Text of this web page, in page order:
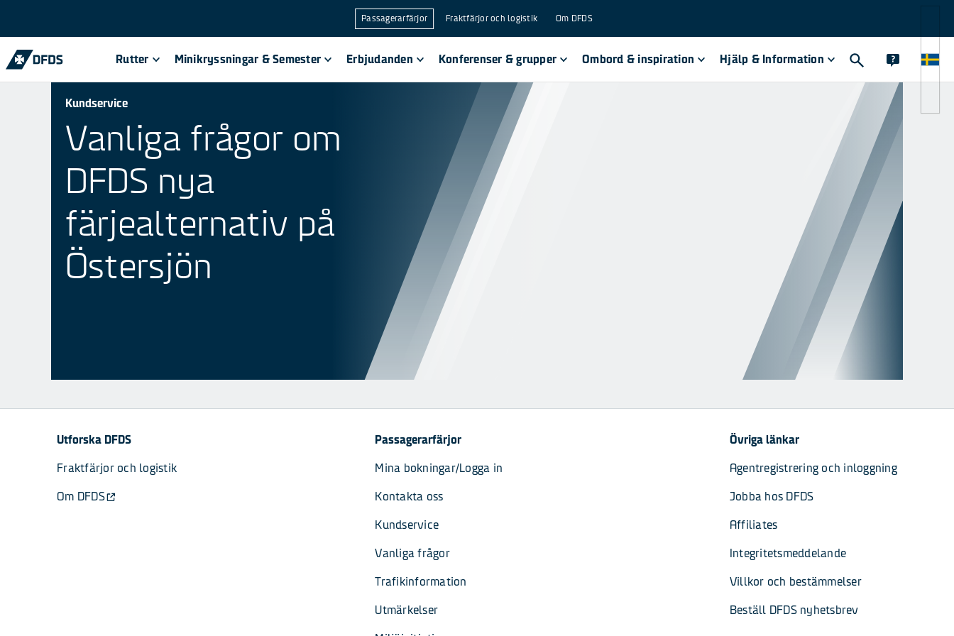
Passagerarfärjor Fraktfärjor och logistik Om DFDS
Rutter Minikryssningar & Semester Erbjudanden Konferenser & grupper Ombord & inspiration Hjälp & Information
Kundservice
Vanliga frågor om
DFDS nya
färjealternativ på
Östersjön
Utforska DFDS
Fraktfärjor och logistik
Om DFDS
Passagerarfärjor
Mina bokningar/Logga in
Kontakta oss
Kundservice
Vanliga frågor
Trafikinformation
Utmärkelser
Övriga länkar
Agentregistrering och inloggning
Jobba hos DFDS
Affiliates
Integritetsmeddelande
Villkor och bestämmelser
Beställ DFDS nyhetsbrev